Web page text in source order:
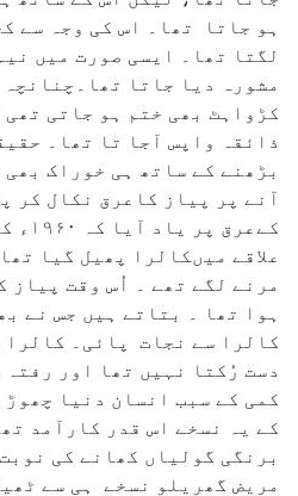
ہو جاتا تھا۔ اس کی وجہ سے
لگتا تھا۔ ایسی صورت میں
مشورہ دیا جاتا
کڑواہٹ بھی ختم ہو جاتی تھی
ذائقہ واپس آجا تا تھا۔
بڑھنے کے ساتھ ہی خوراک
آنے پر پیاز کاعرق نکال کر
علاقے میںکالرا پھیل گیا
مرنے لگے تھے ۔ اُس وقت پیاز
ہوا تھا ۔ بتاتے ہیں جس نے
کالرا سے نجات پائی۔ کالرا
دست رُکتا نہیں تھا اور
کمی کے سبب انسان دنیا
کے یہ نسخے اس قدر کارآمد
برنگی گولیاں کھانے کی
مریض گھریلو نسخے ہی سے